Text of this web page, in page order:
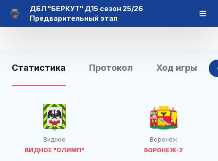
ДБЛ "БЕРКУТ" Д15 сезон 25/26
Предварительный этап
Статистика Протокол Ход игры
Видное
ВИДНОЕ "ОЛИМП"
Воронеж
ВОРОНЕЖ-2